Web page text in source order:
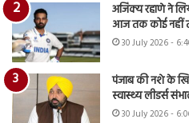
अजिंक्य रहाणे ने
आज तक कोई नहीं
30 July 2026 -
पंजाब की नशे के
स्वास्थ्य लीडर्स
30 July 2026 -